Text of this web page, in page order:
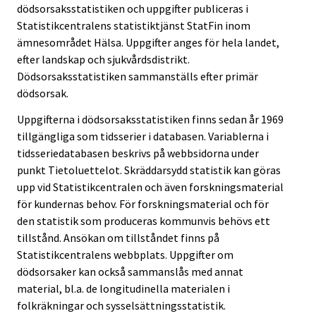
dödsorsaksstatistiken och uppgifter publiceras i
Statistikcentralens statistiktjänst StatFin inom
ämnesområdet Hälsa. Uppgifter anges för hela landet,
efter landskap och sjukvårdsdistrikt.
Dödsorsaksstatistiken sammanställs efter primär
dödsorsak.
Uppgifterna i dödsorsaksstatistiken finns sedan år 1969
tillgängliga som tidsserier i databasen. Variablerna i
tidsseriedatabasen beskrivs på webbsidorna under
punkt Tietoluettelot. Skräddarsydd statistik kan göras
upp vid Statistikcentralen och även forskningsmaterial
för kundernas behov. För forskningsmaterial och för
den statistik som produceras kommunvis behövs ett
tillstånd. Ansökan om tillståndet finns på
Statistikcentralens webbplats. Uppgifter om
dödsorsaker kan också sammanslås med annat
material, bl.a. de longitudinella materialen i
folkräkningar och sysselsättningsstatistik.